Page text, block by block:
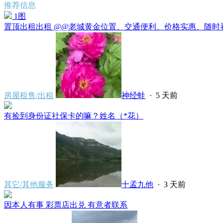
推荐信息
1图
置顶出租出租 @@老城黄金位置、交通便利、价格实惠、随
房屋租售/出租 神经蛙 · 5 天前
有捡到身份证社保卡的嘛？姓名（*花）
其它/其他服务 十孟九他 · 3 天前
因本人有事 彩票店出兑 有意者联系